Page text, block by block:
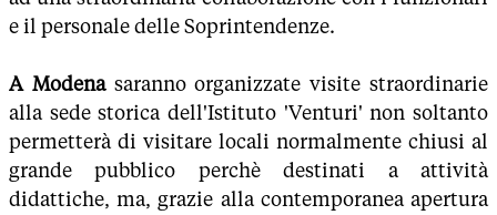
e il personale delle Soprintendenze.
A Modena saranno organizzate visite straordinarie
alla sede storica dell'Istituto 'Venturi' non soltanto
permetterà di visitare locali normalmente chiusi al
grande pubblico perchè destinati a attività
didattiche, ma, grazie alla contemporanea apertura